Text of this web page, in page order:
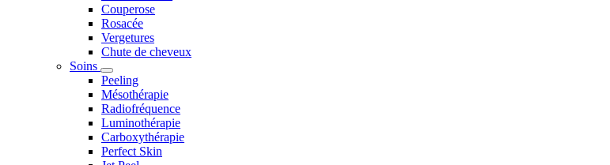
Couperose
Rosacée
Vergetures
Chute de cheveux
Soins
Peeling
Mésothérapie
Radiofréquence
Luminothérapie
Carboxythérapie
Perfect Skin